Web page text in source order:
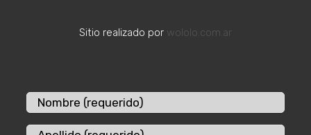
Sitio realizado por wololo.com.ar